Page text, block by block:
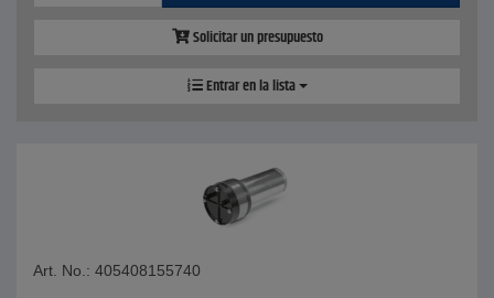
Solicitar un presupuesto
Entrar en la lista
Art. No.: 405408155740